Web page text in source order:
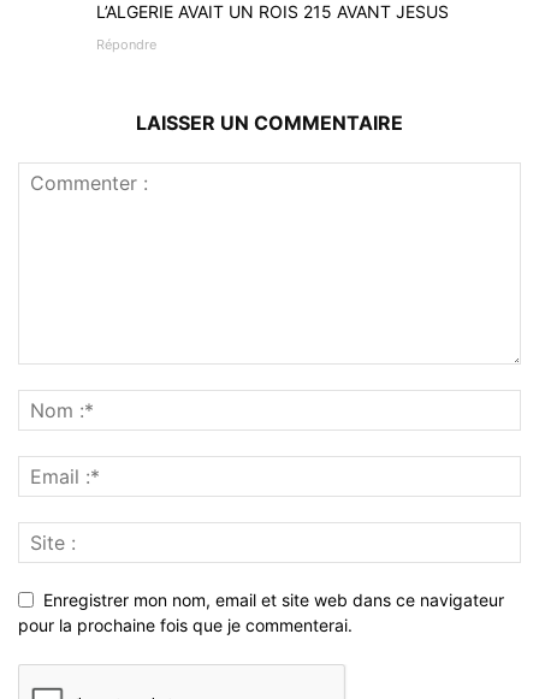
L’ALGERIE AVAIT UN ROIS 215 AVANT JESUS
Répondre
LAISSER UN COMMENTAIRE
Enregistrer mon nom, email et site web dans ce navigateur
pour la prochaine fois que je commenterai.